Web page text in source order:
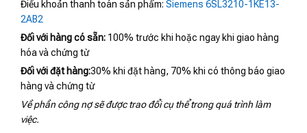
Điều khoản thanh toán sản phẩm: Siemens 6SL3210-1KE13-
2AB2
Đối với hàng có sẵn: 100% trước khi hoặc ngay khi giao hàng
hóa và chứng từ
Đối với đặt hàng:30% khi đặt hàng, 70% khi có thông báo giao
hàng và chứng từ
Về phần công nợ sẽ được trao đổi cụ thể trong quá trình làm
việc.